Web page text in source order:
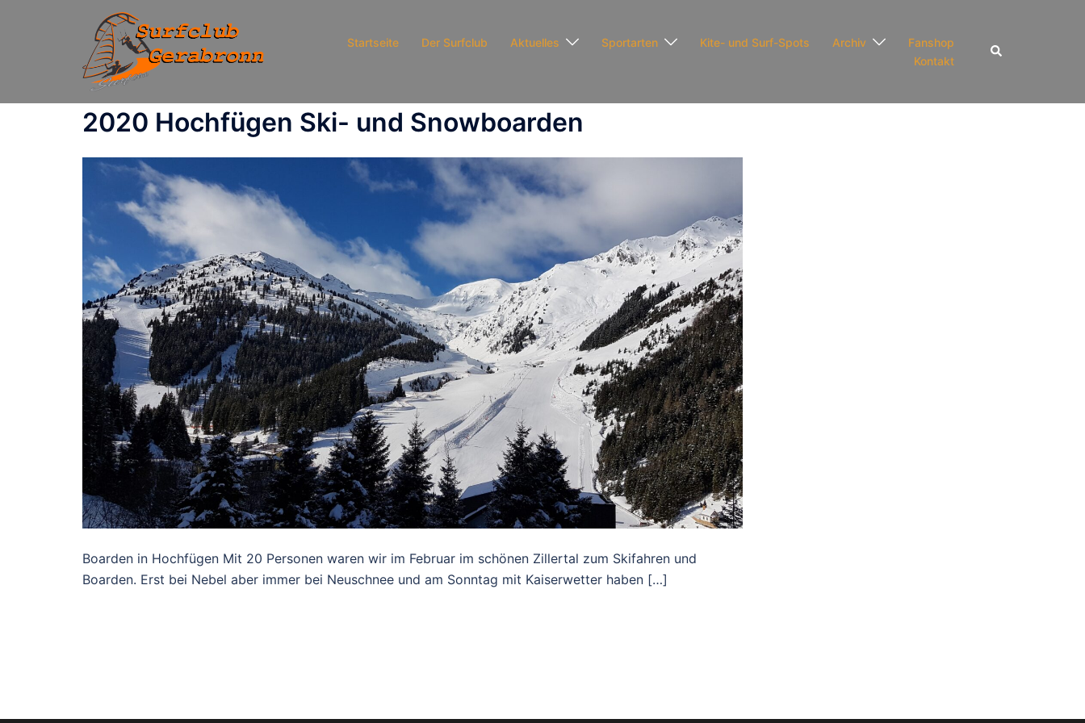
Startseite Der Surfclub Aktuelles Sportarten Kite- und Surf-Spots Archiv
Fanshop
Kontakt
Suche
2020 Hochfügen Ski- und Snowboarden
Boarden in Hochfügen Mit 20 Personen waren wir im Februar im schönen Zillertal zum Skifahren und
Boarden. Erst bei Nebel aber immer bei Neuschnee und am Sonntag mit Kaiserwetter haben […]